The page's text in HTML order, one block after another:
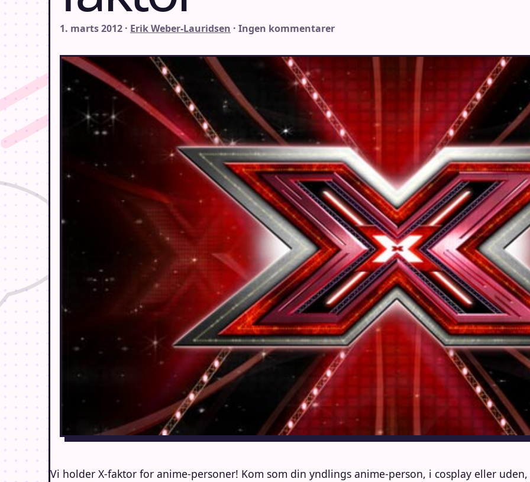
1. marts 2012 · Erik Weber-Lauridsen · Ingen kommentarer
Vi holder X-faktor for anime-personer! Kom som din yndlings anime-person, i cosplay eller